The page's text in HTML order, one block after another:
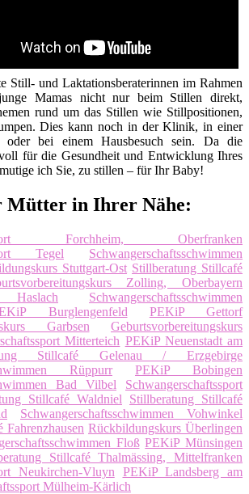
Still- und Laktationsberaterinnen im Rahmen
Mamas nicht nur beim Stillen direkt,
rund um das Stillen wie Stillpositionen,
Dies kann noch in der Klinik, in einer
oder bei einem Hausbesuch sein. Da die
für die Gesundheit und Entwicklung Ihres
ich Sie, zu stillen – für Ihr Baby!
Mütter in Ihrer Nähe:
Forchheim, Oberfranken
Tegel
Schwangerschaftsschwimmen
Stuttgart-Ost Stillberatung Stillcafé
Zolling, Oberbayern
Haslach
Schwangerschaftsschwimmen
Burglengenfeld
PEKiP Gettorf
Garbsen
Geburtsvorbereitungskurs
Mitterteich PEKiP Neuenstadt am
Stillcafé Gelenau / Erzgebirge
Rüppurr
PEKiP Bobingen
Bad Vilbel
Schwangerschaftssport
Stillcafé Waldniel
Stillberatung Stillcafé
Schwangerschaftsschwimmen Vohwinkel
Rückbildungskurs Überlingen
Floß PEKiP Münsingen
Stillcafé Thalmässing, Mittelfranken
Neukirchen-Vluyn
PEKiP Landsberg am
Mülheim-Kärlich